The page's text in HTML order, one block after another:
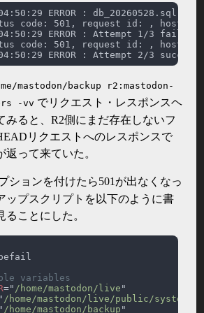
mastodon/backup r2:mastodon-
-vv でリクエスト・レスポンスヘ
みると、R2側にまだ存在しないフ
リクエストへのレスポンスで
返って来ていた。
ションを付けたら501が出なくなっ
ップスクリプトを以下のように書
ることにした。
=" /home/mastodon/live
/home/mastodon/live/public/system
/home/mastodon/backup